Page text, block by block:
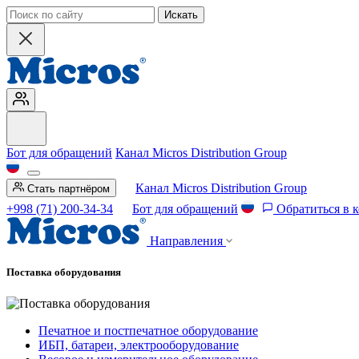
Искать
Бот для обращений Канал Micros Distribution Group
Стать партнёром
Канал Micros Distribution Group
+998 (71) 200-34-34
Бот для обращений Обратиться в
Направления
Поставка оборудования
Печатное и постпечатное оборудование
ИБП, батареи, электрооборудование